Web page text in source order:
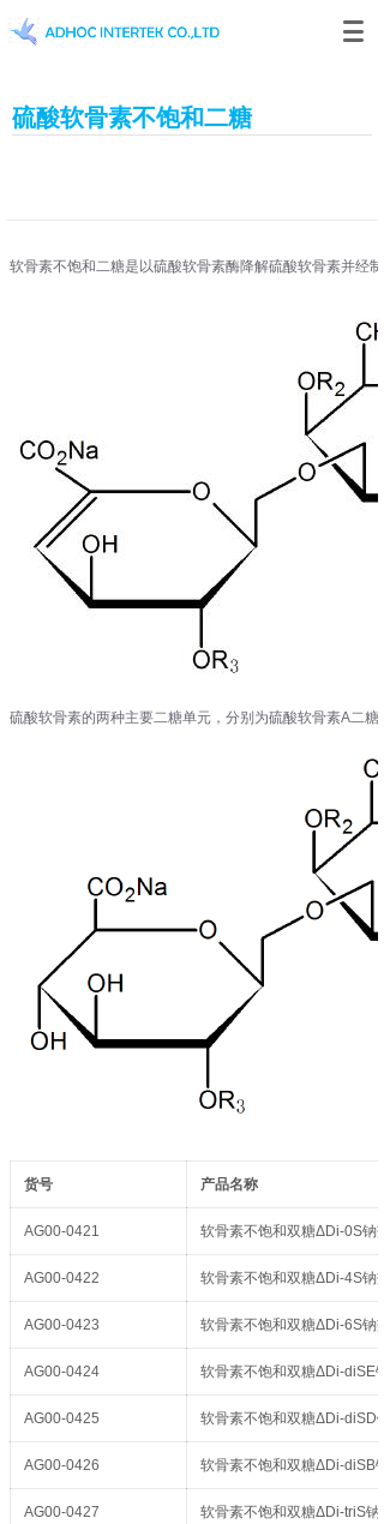
硫酸软骨素不饱和二糖
软骨素不饱和二糖是以硫酸软骨素酶降解硫酸软骨素并经
硫酸软骨素的两种主要二糖单元，分别为硫酸软骨素A二糖
货号 产品名称
AG00-0421 软骨素不饱和双糖ΔDi-0S钠盐
AG00-0422 软骨素不饱和双糖ΔDi-4S钠盐
AG00-0423 软骨素不饱和双糖ΔDi-6S钠盐
AG00-0424 软骨素不饱和双糖ΔDi-diSE
AG00-0425 软骨素不饱和双糖ΔDi-diSD
AG00-0426 软骨素不饱和双糖ΔDi-diSB
AG00-0427 软骨素不饱和双糖ΔDi-triS钠